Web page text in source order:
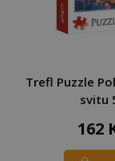
Trefl Puzzle
svitu
162